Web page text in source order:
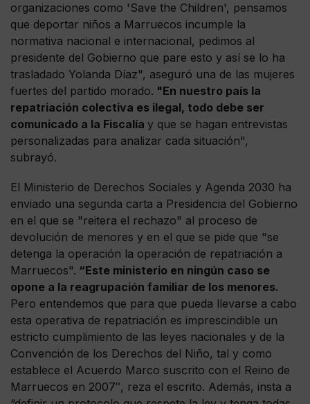
organizaciones como 'Save the Children', pensamos
que deportar niños a Marruecos incumple la
normativa nacional e internacional, pedimos al
presidente del Gobierno que pare esto y así se lo ha
trasladado Yolanda Díaz", aseguró una de las mujeres
fuertes del partido morado. "En nuestro país la
repatriación colectiva es ilegal, todo debe ser
comunicado a la Fiscalía y que se hagan entrevistas
personalizadas para analizar cada situación",
subrayó.
El Ministerio de Derechos Sociales y Agenda 2030 ha
enviado una segunda carta a Presidencia del Gobierno
en el que se "reitera el rechazo" al proceso de
devolución de menores y en el que se pide que "se
detenga la operación la operación de repatriación a
Marruecos". “Este ministerio en ningún caso se
opone a la reagrupación familiar de los menores.
Pero entendemos que para que pueda llevarse a cabo
esta operativa de repatriación es imprescindible un
estricto cumplimiento de las leyes nacionales y de la
Convención de los Derechos del Niño, tal y como
establece el Acuerdo Marco suscrito con el Reino de
Marruecos en 2007″, reza el escrito. Además, insta a